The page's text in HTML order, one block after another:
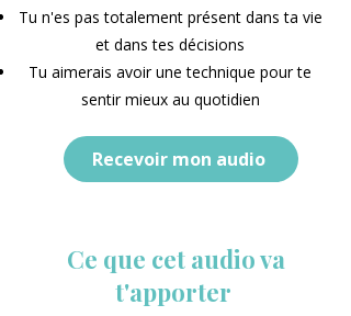
Tu n'es pas totalement présent dans ta vie
et dans tes décisions
Tu aimerais avoir une technique pour te
sentir mieux au quotidien
Recevoir mon audio
Ce que cet audio va
t'apporter